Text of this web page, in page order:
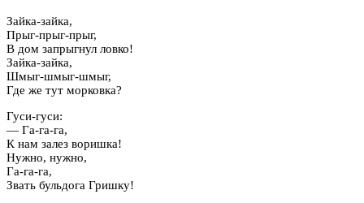
Зайка-зайка,
Прыг-прыг-прыг,
В дом запрыгнул ловко!
Зайка-зайка,
Шмыг-шмыг-шмыг,
Где же тут морковка?
Гуси-гуси:
— Га-га-га,
К нам залез воришка!
Нужно, нужно,
Га-га-га,
Звать бульдога Гришку!